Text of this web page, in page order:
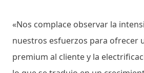
«Nos complace observar la
nuestros esfuerzos para ofrecer
premium al cliente y la